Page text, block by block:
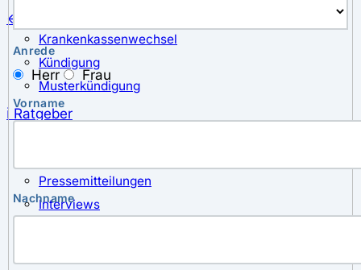
↔ Wechsel
Krankenkassenwechsel
Kündigung
Musterkündigung
ℹ Ratgeber
Pressemitteilungen
Interviews
Anrede
Herr Frau
Vorname
Nachname